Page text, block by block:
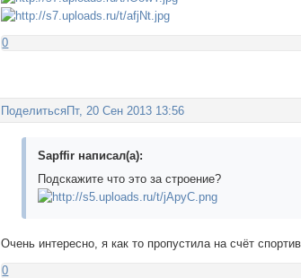
0
ПоделитьсяПт, 20 Сен 2013 13:56
Sapffir написал(а):
Подскажите что это за строение?
Очень интересно, я как то пропустила на счёт
0